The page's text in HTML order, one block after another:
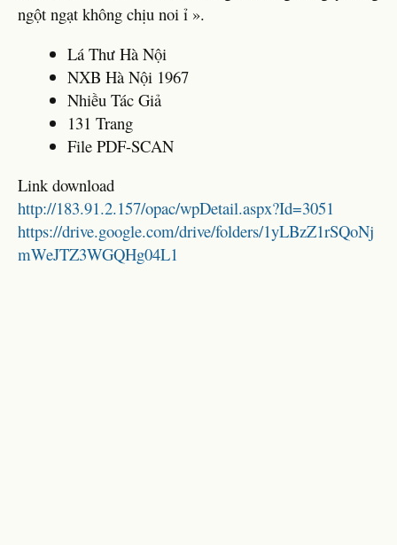
ngột ngạt không chịu noi ỉ ».
Lá Thư Hà Nội
NXB Hà Nội 1967
Nhiều Tác Giả
131 Trang
File PDF-SCAN
Link download
http://183.91.2.157/opac/wpDetail.aspx?Id=3051
https://drive.google.com/drive/folders/1yLBzZ1rSQoNj
mWeJTZ3WGQHg04L1